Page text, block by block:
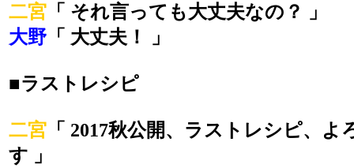
二宮 「 それ言っても大丈夫なの？ 」
大野 「 大丈夫！ 」
■ラストレシピ
二宮 「 2017秋公開、ラストレシピ、
す 」